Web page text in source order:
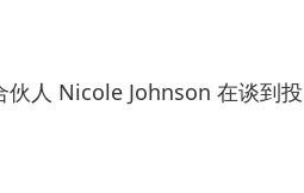
人 Nicole Johnson 在谈到